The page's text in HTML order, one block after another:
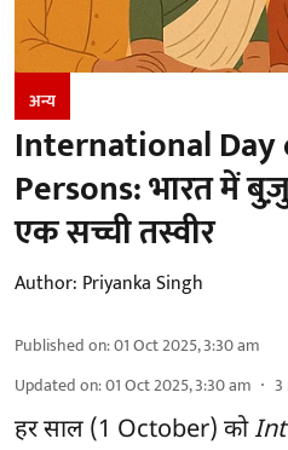
अन्य
International
Persons: भारत में
एक सच्ची तस्वीर
Author: Priyanka Singh
Published on:01 Oct 2025, 3:30 am
Updated on:01 Oct 2025, 3:30 am 3
हर साल (1 October) को